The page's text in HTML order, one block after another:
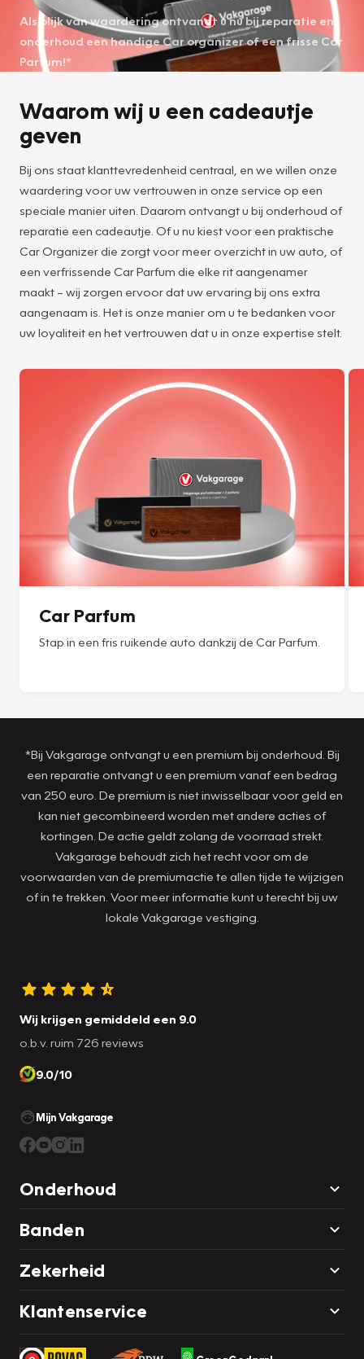
Als blijk van waardering ontvangt u nu bij reparatie en
onderhoud een handige Car organizer of een frisse Car
Parfum!*
Waarom wij u een cadeautje
geven
Bij ons staat klanttevredenheid centraal, en we willen onze
waardering voor uw vertrouwen in onze service op een
speciale manier uiten. Daarom ontvangt u bij onderhoud of
reparatie een cadeautje. Of u nu kiest voor een praktische
Car Organizer die zorgt voor meer overzicht in uw auto, of
een verfrissende Car Parfum die elke rit aangenamer
maakt – wij zorgen ervoor dat uw ervaring bij ons extra
aangenaam is. Het is onze manier om u te bedanken voor
uw loyaliteit en het vertrouwen dat u in onze expertise stelt.
Car Parfum
Stap in een fris ruikende auto dankzij de Car Parfum.
*Bij Vakgarage ontvangt u een premium bij onderhoud. Bij
een reparatie ontvangt u een premium vanaf een bedrag
van 250 euro. De premium is niet inwisselbaar voor geld en
kan niet gecombineerd worden met andere acties of
kortingen. De actie geldt zolang de voorraad strekt.
Vakgarage behoudt zich het recht voor om de
voorwaarden van de premiumactie te allen tijde te wijzigen
of in te trekken. Voor meer informatie kunt u terecht bij uw
lokale Vakgarage vestiging.
Wij krijgen gemiddeld een 9.0
o.b.v. ruim 726 reviews
9.0/10
Mijn Vakgarage
Onderhoud
Banden
Zekerheid
Klantenservice